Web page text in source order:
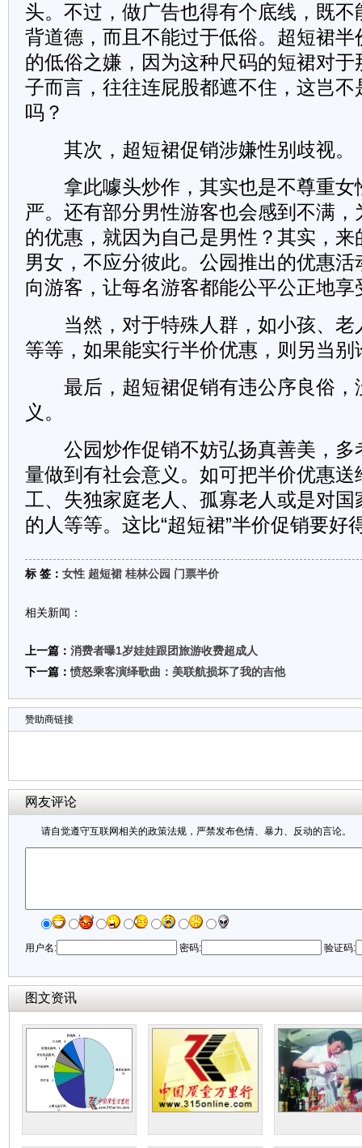
头。不过，做广告也得有个底线，既
背道德，而且不能过于低俗。超短裙
的低俗之嫌，因为这种尺码的短裙对
子而言，往往连屁股都遮不住，这岂
吗？
其次，超短裙促销涉嫌性别歧视。
拿此噱头炒作，其实也是不尊重女
严。还有部分男性游客也会感到不满
的优惠，就因为自己是男性？其实，
男女，不应分彼此。公园推出的优惠
向游客，让每名游客都能公平公正地享
当然，对于特殊人群，如小孩、老
等等，如果能实行半价优惠，则另当别
最后，超短裙促销有违公序良俗，
义。
公园炒作促销不妨弘扬真善美，多
量做到有社会意义。如可把半价优惠
工、失独家庭老人、孤寡老人或是对
的人等等。这比“超短裙”半价促销要好
标 签： 女性 超短裙 桂林公园 门票半价
相关新闻：
上一篇： 消费者曝1岁娃娃跟团旅游收费超成人
下一篇：愤怒乘客演绎歌曲：美联航损坏了我的吉他
赞助商链接
网友评论
请自觉遵守互联网相关的政策法规，严禁发布色情、暴力、反动的言论。
用户名: 密码: 验证码:
图文资讯